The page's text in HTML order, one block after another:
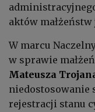
aktów
W marcu
w sprawie
Mateusza
niedostosowanie
rejestracji stanu